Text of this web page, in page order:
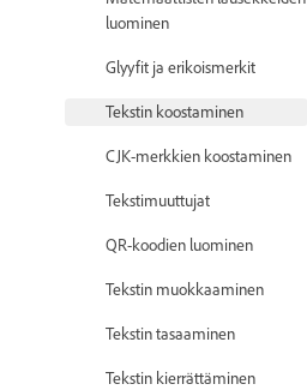
luominen
Glyyfit ja erikoismerkit
Tekstin koostaminen
CJK-merkkien koostaminen
Tekstimuuttujat
QR-koodien luominen
Tekstin muokkaaminen
Tekstin tasaaminen
Tekstin kierrättäminen